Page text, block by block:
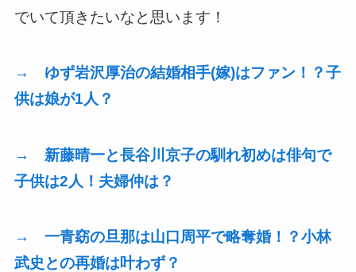
でいて頂きたいなと思います！
→ ゆず岩沢厚治の結婚相手(嫁)はファン！？子
供は娘が1人？
→ 新藤晴一と長谷川京子の馴れ初めは俳句で
子供は2人！夫婦仲は？
→ 一青窈の旦那は山口周平で略奪婚！？小林
武史との再婚は叶わず？